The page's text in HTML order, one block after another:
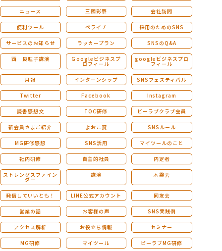
ニュース 三國彩華 会社訪問
便利ツール ペライチ 採用のためのSNS
サービスのお知らせ ラッカープラン SNSのQ&A
西 良旺子講演 Ｇoogleビジネスプ
ロフィール
googleビジネスプロ
フィール
月報 インターンシップ SNSフェスティバル
Twitter Facebook Instagram
読書感想文 TOC研修 ビーラブクラブ会員
新会員さまご紹介 よおこ賞 SNSルール
MG研修感想 SNS活用 マイツールのこと
社内研修 自主的社員 内定者
ストレングスファイン
ダー
講演 木鶏会
発信していいとも！ LINE公式アカウント 同友会
営業の話 お客様の声 SNS実践例
アクセス解析 お役立ち情報 セミナー
MG研修 マイツール ビーラブMG研修